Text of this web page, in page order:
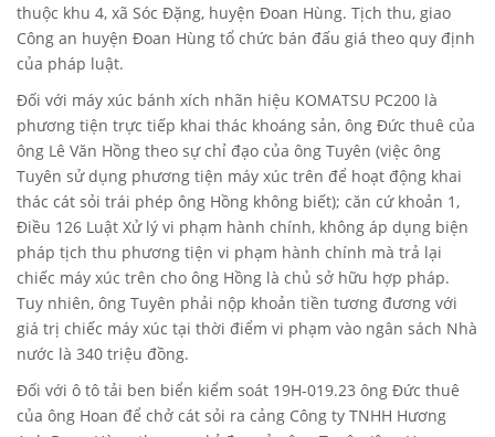
thuộc khu 4, xã Sóc Đặng, huyện Đoan Hùng. Tịch thu, giao
Công an huyện Đoan Hùng tổ chức bán đấu giá theo quy định
của pháp luật.
Đối với máy xúc bánh xích nhãn hiệu KOMATSU PC200 là
phương tiện trực tiếp khai thác khoáng sản, ông Đức thuê của
ông Lê Văn Hồng theo sự chỉ đạo của ông Tuyên (việc ông
Tuyên sử dụng phương tiện máy xúc trên để hoạt động khai
thác cát sỏi trái phép ông Hồng không biết); căn cứ khoản 1,
Điều 126 Luật Xử lý vi phạm hành chính, không áp dụng biện
pháp tịch thu phương tiện vi phạm hành chính mà trả lại
chiếc máy xúc trên cho ông Hồng là chủ sở hữu hợp pháp.
Tuy nhiên, ông Tuyên phải nộp khoản tiền tương đương với
giá trị chiếc máy xúc tại thời điểm vi phạm vào ngân sách Nhà
nước là 340 triệu đồng.
Đối với ô tô tải ben biển kiểm soát 19H-019.23 ông Đức thuê
của ông Hoan để chở cát sỏi ra cảng Công ty TNHH Hương